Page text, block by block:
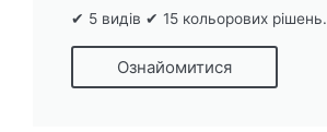
✔ 5 видів ✔ 15 кольорових рішень.
Ознайомитися